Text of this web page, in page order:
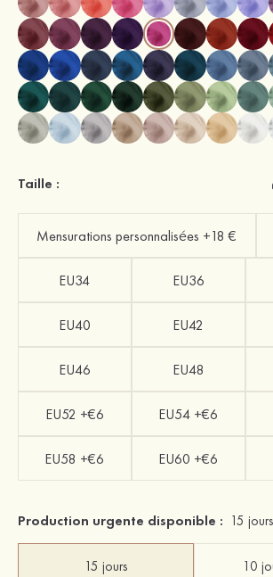
Taille :
Mensurations personnalisées +18 €
EU34 EU36
EU40 EU42
EU46 EU48
EU52 +€6 EU54 +€6
EU58 +€6 EU60 +€6
Production urgente disponible : 15 jours
15 jours 10